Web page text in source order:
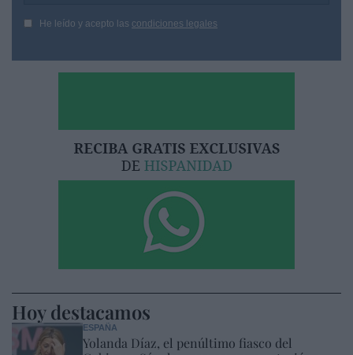
He leído y acepto las condiciones legales
Hoy destacamos
ESPAÑA
Yolanda Díaz, el penúltimo fiasco del